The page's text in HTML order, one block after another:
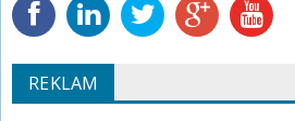
REKLAM